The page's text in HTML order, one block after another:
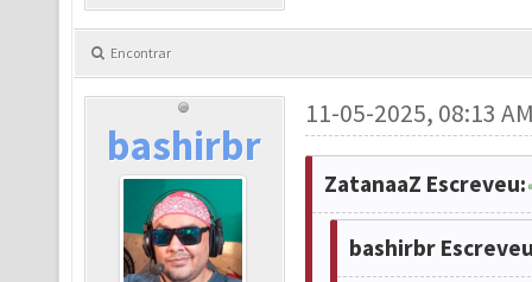
Encontrar
bashirbr
11-05-2025, 08:13
ZatanaaZ Escreveu:
bashirbr